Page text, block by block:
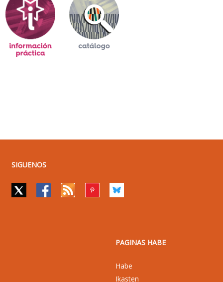
SIGUENOS
PAGINAS HABE
Habe
Ikasten